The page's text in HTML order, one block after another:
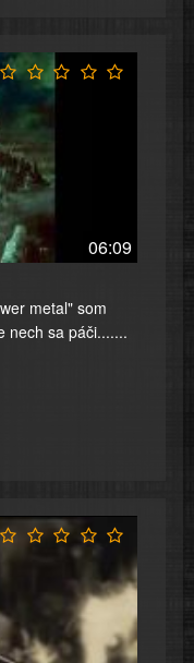
06:09
metal" som
nech sa páči.......